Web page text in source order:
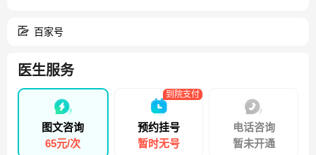
百家号
医生服务
图文咨询
65元/次
预约挂号
暂时无号
到院支付
电话咨询
暂未开通